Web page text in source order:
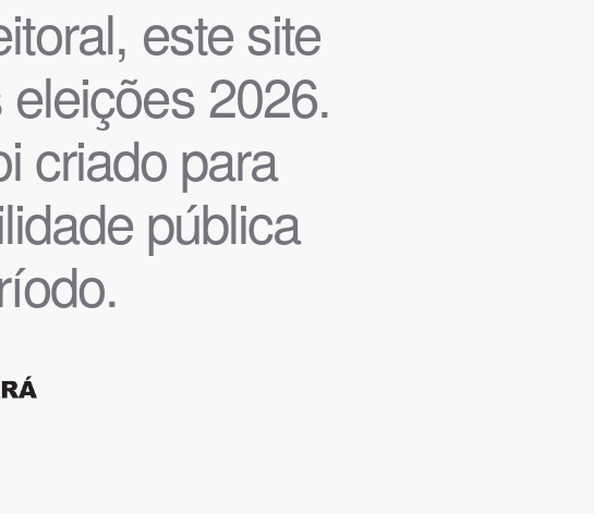
este site
2026.
criado para
pública